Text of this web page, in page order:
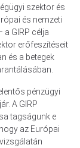
szektor és
és nemzeti
GIRP célja
erőfeszítéseit
és a betegek
pénzügyi
A GIRP
tagságunk e
az Európai